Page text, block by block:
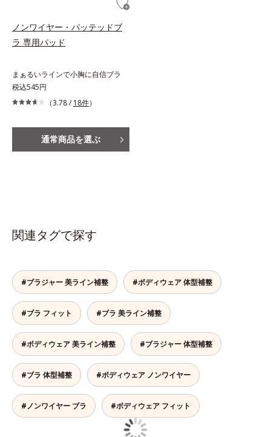
ノンワイヤー・パッテッドブ
ラ 専用パッド
まぁるいラインで小胸に自信ブラ
税込545円
（3.78 / 18件）
通常商品を選ぶ
関連タグで探す
#ブラジャー 美ライン補整 #ボディウェア 体型補整
#ブラ フィット #ブラ 美ライン補整
#ボディウェア 美ライン補整 #ブラジャー 体型補整
#ブラ 体型補整 #ボディウェア ノンワイヤー
#ノンワイヤー ブラ #ボディウェア フィット